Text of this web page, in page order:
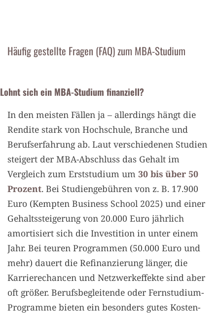
Häufig gestellte Fragen (FAQ) zum MBA-Studium
Lohnt sich ein MBA-Studium finanziell?
In den meisten Fällen ja – allerdings hängt die
Rendite stark von Hochschule, Branche und
Berufserfahrung ab. Laut verschiedenen Studien
steigert der MBA-Abschluss das Gehalt im
Vergleich zum Erststudium um 30 bis über 50
Prozent. Bei Studiengebühren von z. B. 17.900
Euro (Kempten Business School 2025) und einer
Gehaltssteigerung von 20.000 Euro jährlich
amortisiert sich die Investition in unter einem
Jahr. Bei teuren Programmen (50.000 Euro und
mehr) dauert die Refinanzierung länger, die
Karrierechancen und Netzwerkeffekte sind aber
oft größer. Berufsbegleitende oder Fernstudium-
Programme bieten ein besonders gutes Kosten-